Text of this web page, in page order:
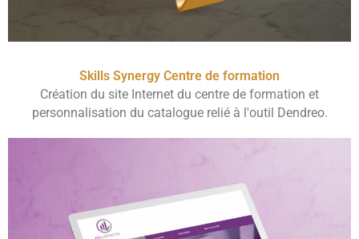
Skills Synergy Centre de formation
Création du site Internet du centre de formation et
personnalisation du catalogue relié à l'outil Dendreo.